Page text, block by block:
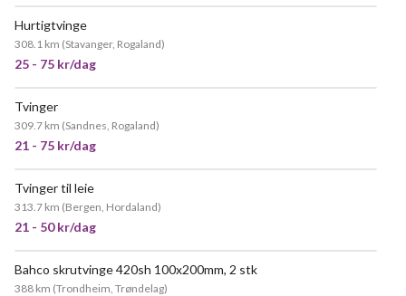
Hurtigtvinge
308.1 km (Stavanger, Rogaland)
25 - 75 kr/dag
Tvinger
309.7 km (Sandnes, Rogaland)
21 - 75 kr/dag
Tvinger til leie
313.7 km (Bergen, Hordaland)
21 - 50 kr/dag
Bahco skrutvinge 420sh 100x200mm, 2 stk
388 km (Trondheim, Trøndelag)